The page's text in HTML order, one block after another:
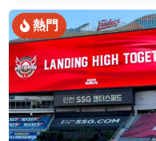
熱門